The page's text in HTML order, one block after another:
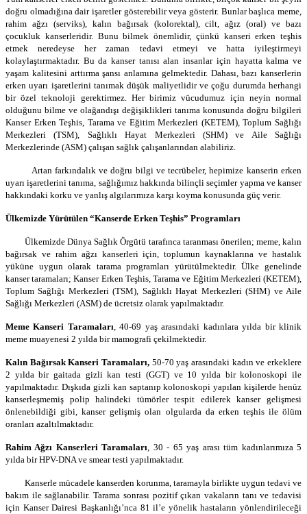
doğru olmadığına dair işaretler gösterebilir veya gösterir. Bunlar başlıca meme,
rahim ağzı (serviks), kalın bağırsak (kolorektal), cilt, ağız (oral) ve bazı
çocukluk kanserleridir. Bunu bilmek önemlidir, çünkü kanseri erken teşhis
etmek neredeyse her zaman tedavi etmeyi ve hatta iyileştirmeyi
kolaylaştırmaktadır. Bu da kanser tanısı alan insanlar için hayatta kalma ve
yaşam kalitesini arttırma şansı anlamına gelmektedir. Dahası, bazı kanserlerin
erken uyarı işaretlerini tanımak düşük maliyetlidir ve çoğu durumda herhangi
bir özel teknoloji gerektirmez. Her birimiz vücudumuz için neyin normal
olduğunu bilme ve olağandışı değişiklikleri tanıma konusunda doğru bilgileri
Kanser Erken Teşhis, Tarama ve Eğitim Merkezleri (KETEM), Toplum Sağlığı
Merkezleri (TSM), Sağlıklı Hayat Merkezleri (SHM) ve Aile Sağlığı
Merkezlerinde (ASM) çalışan sağlık çalışanlarından alabiliriz.
Artan farkındalık ve doğru bilgi ve tecrübeler, hepimize kanserin erken
uyarı işaretlerini tanıma, sağlığımız hakkında bilinçli seçimler yapma ve kanser
hakkındaki korku ve yanlış algılarımıza karşı koyma konusunda güç verir.
Ülkemizde Yürütülen “Kanserde Erken Teşhis” Programları
Ülkemizde Dünya Sağlık Örgütü tarafınca taranması önerilen; meme, kalın
bağırsak ve rahim ağzı kanserleri için, toplumun kaynaklarına ve hastalık
yüküne uygun olarak tarama programları yürütülmektedir. Ülke genelinde
kanser taramaları; Kanser Erken Teşhis, Tarama ve Eğitim Merkezleri (KETEM),
Toplum Sağlığı Merkezleri (TSM), Sağlıklı Hayat Merkezleri (SHM) ve Aile
Sağlığı Merkezleri (ASM) de ücretsiz olarak yapılmaktadır.
Meme Kanseri Taramaları, 40-69 yaş arasındaki kadınlara yılda bir klinik
meme muayenesi 2 yılda bir mamografi çekilmektedir.
Kalın Bağırsak Kanseri Taramaları, 50-70 yaş arasındaki kadın ve erkeklere
2 yılda bir gaitada gizli kan testi (GGT) ve 10 yılda bir kolonoskopi ile
yapılmaktadır. Dışkıda gizli kan saptanıp kolonoskopi yapılan kişilerde henüz
kanserleşmemiş polip halindeki tümörler tespit edilerek kanser gelişmesi
önlenebildiği gibi, kanser gelişmiş olan olgularda da erken teşhis ile ölüm
oranları azaltılmaktadır.
Rahim Ağzı Kanserleri Taramaları, 30 - 65 yaş arası tüm kadınlarımıza 5
yılda bir HPV-DNA ve smear testi yapılmaktadır.
Kanserle mücadele kanserden korunma, taramayla birlikte uygun tedavi ve
bakım ile sağlanabilir. Tarama sonrası pozitif çıkan vakaların tanı ve tedavisi
için Kanser Dairesi Başkanlığı’nca 81 il’e yönelik hastaların yönlendirileceği